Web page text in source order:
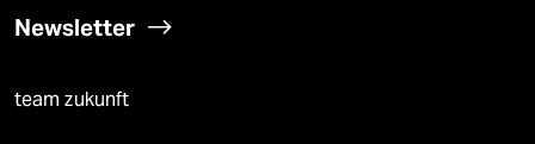
Newsletter
team zukunft